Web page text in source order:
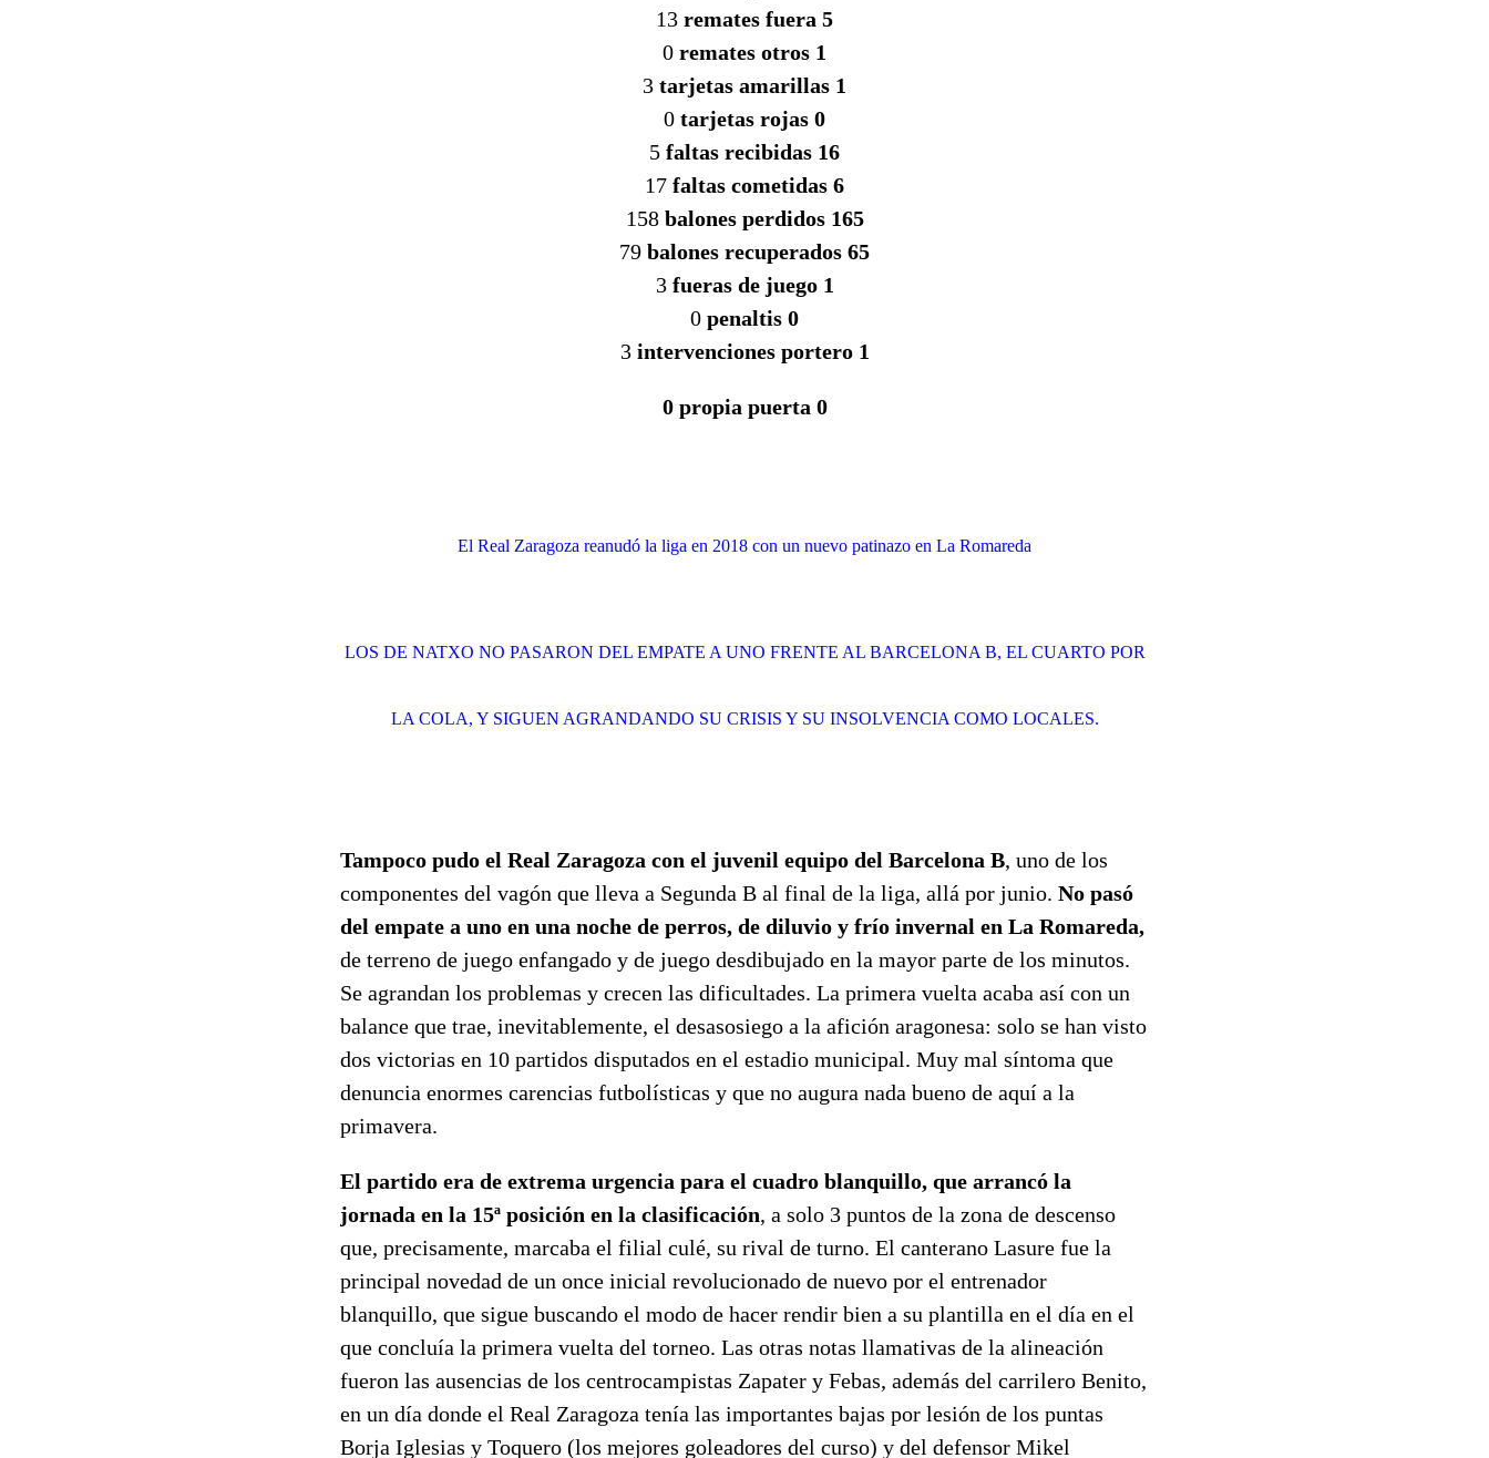
13 remates fuera 5
0 remates otros 1
3 tarjetas amarillas 1
0 tarjetas rojas 0
5 faltas recibidas 16
17 faltas cometidas 6
158 balones perdidos 165
79 balones recuperados 65
3 fueras de juego 1
0 penaltis 0
3 intervenciones portero 1
0 propia puerta 0
El Real Zaragoza reanudó la liga en 2018 con un nuevo patinazo en La Romareda
LOS DE NATXO NO PASARON DEL EMPATE A UNO FRENTE AL BARCELONA B, EL CUARTO POR
LA COLA, Y SIGUEN AGRANDANDO SU CRISIS Y SU INSOLVENCIA COMO LOCALES.
Tampoco pudo el Real Zaragoza con el juvenil equipo del Barcelona B, uno de los
componentes del vagón que lleva a Segunda B al final de la liga, allá por junio. No pasó
del empate a uno en una noche de perros, de diluvio y frío invernal en La Romareda,
de terreno de juego enfangado y de juego desdibujado en la mayor parte de los minutos.
Se agrandan los problemas y crecen las dificultades. La primera vuelta acaba así con un
balance que trae, inevitablemente, el desasosiego a la afición aragonesa: solo se han visto
dos victorias en 10 partidos disputados en el estadio municipal. Muy mal síntoma que
denuncia enormes carencias futbolísticas y que no augura nada bueno de aquí a la
primavera.
El partido era de extrema urgencia para el cuadro blanquillo, que arrancó la
jornada en la 15ª posición en la clasificación, a solo 3 puntos de la zona de descenso
que, precisamente, marcaba el filial culé, su rival de turno. El canterano Lasure fue la
principal novedad de un once inicial revolucionado de nuevo por el entrenador
blanquillo, que sigue buscando el modo de hacer rendir bien a su plantilla en el día en el
que concluía la primera vuelta del torneo. Las otras notas llamativas de la alineación
fueron las ausencias de los centrocampistas Zapater y Febas, además del carrilero Benito,
en un día donde el Real Zaragoza tenía las importantes bajas por lesión de los puntas
Borja Iglesias y Toquero (los mejores goleadores del curso) y del defensor Mikel